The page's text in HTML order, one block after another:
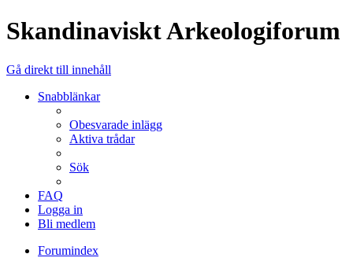
Skandinaviskt Arkeologiforum
Gå direkt till innehåll
Snabblänkar
Obesvarade inlägg
Aktiva trådar
Sök
FAQ
Logga in
Bli medlem
Forumindex